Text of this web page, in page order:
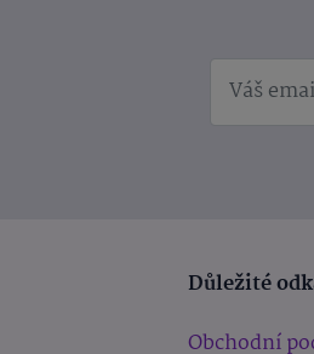
Důležité
Obchodní